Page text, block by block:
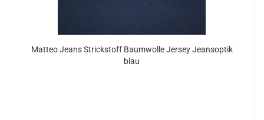
Matteo Jeans Strickstoff Baumwolle Jersey Jeansoptik
blau